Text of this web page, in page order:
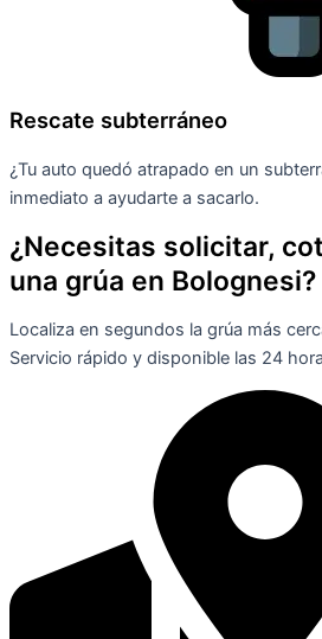
Rescate subterráneo
¿Tu auto quedó atrapado en un
inmediato a ayudarte a sacarlo.
¿Necesitas solicitar,
una grúa en Bolognesi?
Localiza en segundos la grúa más
Servicio rápido y disponible las 24